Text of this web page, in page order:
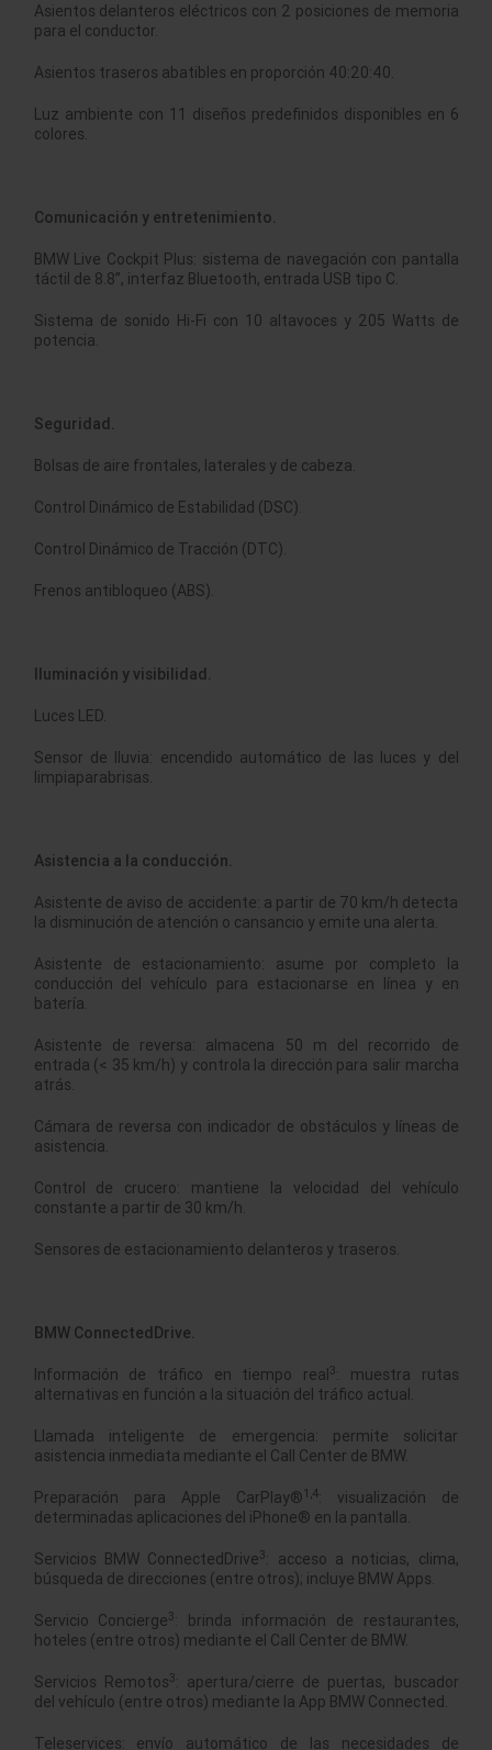
Asientos delanteros eléctricos con 2 posiciones de memoria
para el conductor.
Asientos traseros abatibles en proporción 40:20:40.
Luz ambiente con 11 diseños predefinidos disponibles en 6
colores.
Comunicación y entretenimiento.
BMW Live Cockpit Plus: sistema de navegación con pantalla
táctil de 8.8”, interfaz Bluetooth, entrada USB tipo C.
Sistema de sonido Hi-Fi con 10 altavoces y 205 Watts de
potencia.
Seguridad.
Bolsas de aire frontales, laterales y de cabeza.
Control Dinámico de Estabilidad (DSC).
Control Dinámico de Tracción (DTC).
Frenos antibloqueo (ABS).
Iluminación y visibilidad.
Luces LED.
Sensor de lluvia: encendido automático de las luces y del
limpiaparabrisas.
Asistencia a la conducción.
Asistente de aviso de accidente: a partir de 70 km/h detecta
la disminución de atención o cansancio y emite una alerta.
Asistente de estacionamiento: asume por completo la
conducción del vehículo para estacionarse en línea y en
batería.
Asistente de reversa: almacena 50 m del recorrido de
entrada (< 35 km/h) y controla la dirección para salir marcha
atrás.
Cámara de reversa con indicador de obstáculos y líneas de
asistencia.
Control de crucero: mantiene la velocidad del vehículo
constante a partir de 30 km/h.
Sensores de estacionamiento delanteros y traseros.
BMW ConnectedDrive.
Información de tráfico en tiempo real 3: muestra rutas
alternativas en función a la situación del tráfico actual.
Llamada inteligente de emergencia: permite solicitar
asistencia inmediata mediante el Call Center de BMW.
Preparación para Apple CarPlay®1,4: visualización de
determinadas aplicaciones del iPhone® en la pantalla.
Servicios BMW ConnectedDrive 3: acceso a noticias, clima,
búsqueda de direcciones (entre otros); incluye BMW Apps.
Servicio Concierge 3: brinda información de restaurantes,
hoteles (entre otros) mediante el Call Center de BMW.
Servicios Remotos 3: apertura/cierre de puertas, buscador
del vehículo (entre otros) mediante la App BMW Connected.
Teleservices: envío automático de las necesidades de